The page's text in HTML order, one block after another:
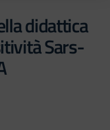
didattica
Sars-